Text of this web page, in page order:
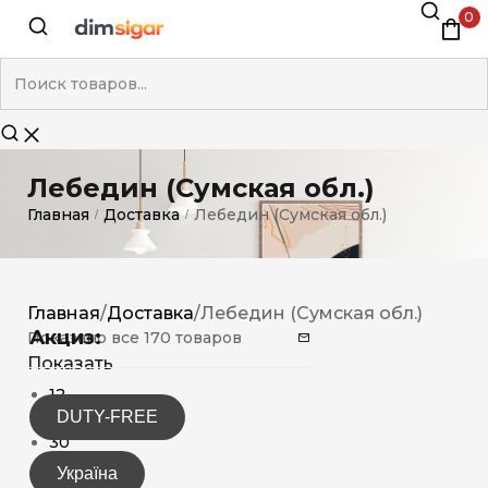
0
Лебедин (Сумская обл.)
Главная / Доставка / Лебедин (Сумская обл.)
Акциз:
DUTY-FREE
Україна
Главная/Доставка/Лебедин (Сумская обл.)
Показано все 170 товаров
Показать
12
15
30